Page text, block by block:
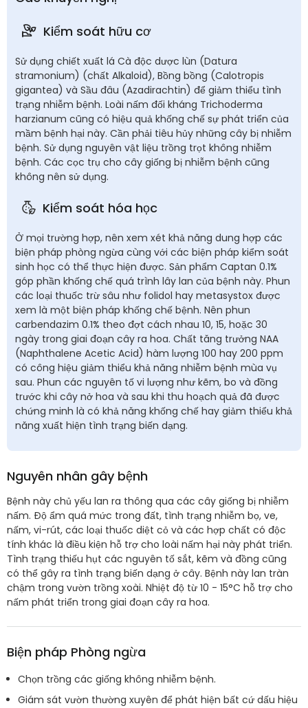
Kiểm soát hữu cơ
Sử dụng chiết xuất lá Cà độc dược lùn (Datura
stramonium) (chất Alkaloid), Bồng bồng (Calotropis
gigantea) và Sầu đâu (Azadirachtin) để giảm thiểu tình
trạng nhiễm bệnh. Loài nấm đối kháng Trichoderma
harzianum cũng có hiệu quả khống chế sự phát triển của
mầm bệnh hại này. Cần phải tiêu hủy những cây bị nhiễm
bệnh. Sử dụng nguyên vật liệu trồng trọt không nhiễm
bệnh. Các cọc trụ cho cây giống bị nhiễm bệnh cũng
không nên sử dụng.
Kiểm soát hóa học
Ở mọi trường hợp, nên xem xét khả năng dung hợp các
biện pháp phòng ngừa cùng với các biện pháp kiểm soát
sinh học có thể thực hiện được. Sản phẩm Captan 0.1%
góp phần khống chế quá trình lây lan của bệnh này. Phun
các loại thuốc trừ sâu như folidol hay metasystox được
xem là một biện pháp khống chế bệnh. Nên phun
carbendazim 0.1% theo đợt cách nhau 10, 15, hoặc 30
ngày trong giai đoạn cây ra hoa. Chất tăng trưởng NAA
(Naphthalene Acetic Acid) hàm lượng 100 hay 200 ppm
có công hiệu giảm thiểu khả năng nhiễm bệnh mùa vụ
sau. Phun các nguyên tố vi lượng như kẽm, bo và đồng
trước khi cây nở hoa và sau khi thu hoạch quả đã được
chứng minh là có khả năng khống chế hay giảm thiểu khả
năng xuất hiện tình trạng biến dạng.
Nguyên nhân gây bệnh
Bệnh này chủ yếu lan ra thông qua các cây giống bị nhiễm
nấm. Độ ẩm quá mức trong đất, tình trạng nhiễm bọ, ve,
nấm, vi-rút, các loại thuốc diệt cỏ và các hợp chất có độc
tính khác là điều kiện hỗ trợ cho loài nấm hại này phát triển.
Tình trạng thiếu hụt các nguyên tố sắt, kẽm và đồng cũng
có thể gây ra tình trạng biến dạng ở cây. Bệnh này lan tràn
chậm trong vườn trồng xoài. Nhiệt độ từ 10 - 15°C hỗ trợ cho
nấm phát triển trong giai đoạn cây ra hoa.
Biện pháp Phòng ngừa
Chọn trồng các giống không nhiễm bệnh.
Giám sát vườn thường xuyên để phát hiện bất cứ dấu hiệu